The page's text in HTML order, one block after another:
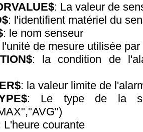
: La valeur de
: l'identifient matériel du
: le nom senseur
l'unité de mesure utilisée
: la condition de
: la valeur limite de
: Le type de la
L'heure courante